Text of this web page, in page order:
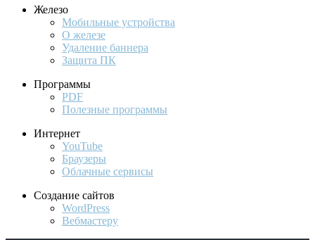
Железо
Мобильные устройства
О железе
Удаление баннера
Защита ПК
Программы
PDF
Полезные программы
Интернет
YouTube
Браузеры
Облачные сервисы
Создание сайтов
WordPress
Вебмастеру